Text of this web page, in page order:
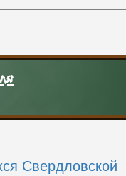
Свердловской